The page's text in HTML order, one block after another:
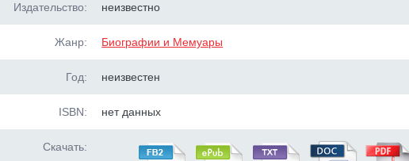
Издательство: неизвестно
Жанр: Биографии и Мемуары
Год: неизвестен
ISBN: нет данных
Скачать: